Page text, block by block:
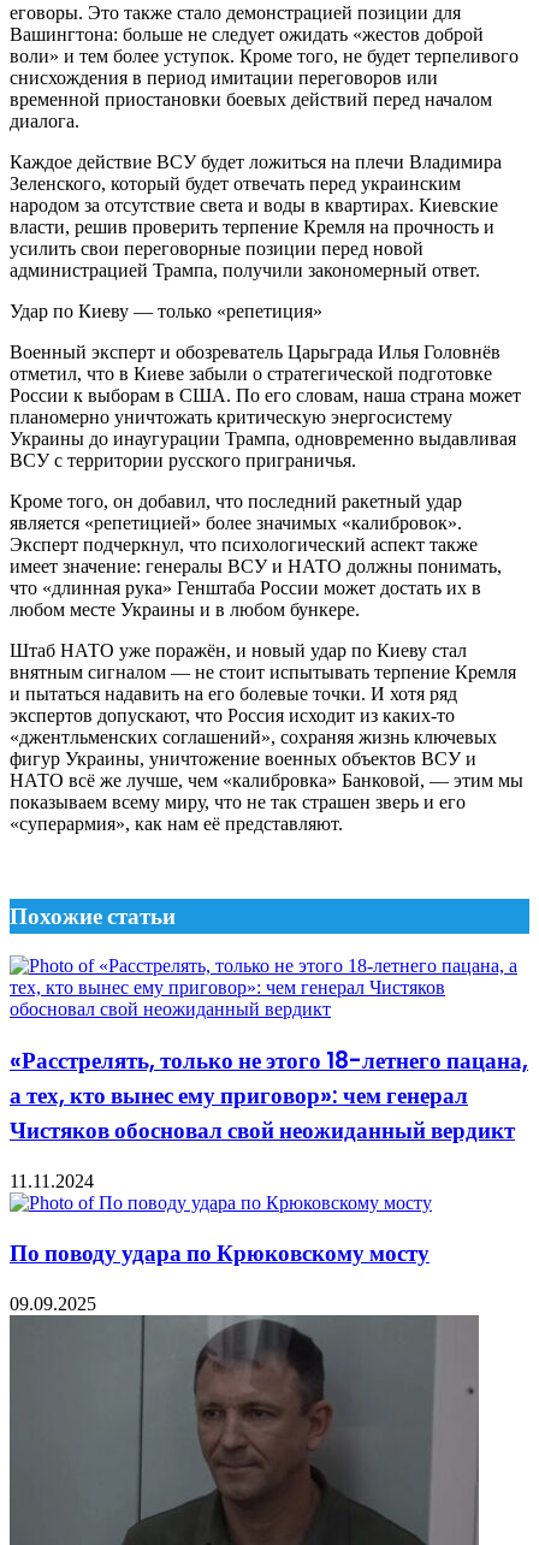
еговоры. Это также стало демонстрацией позиции для
Вашингтона: больше не следует ожидать «жестов доброй
воли» и тем более уступок. Кроме того, не будет терпеливого
снисхождения в период имитации переговоров или
временной приостановки боевых действий перед началом
диалога.
Каждое действие ВСУ будет ложиться на плечи Владимира
Зеленского, который будет отвечать перед украинским
народом за отсутствие света и воды в квартирах. Киевские
власти, решив проверить терпение Кремля на прочность и
усилить свои переговорные позиции перед новой
администрацией Трампа, получили закономерный ответ.
Удар по Киеву — только «репетиция»
Военный эксперт и обозреватель Царьграда Илья Головнёв
отметил, что в Киеве забыли о стратегической подготовке
России к выборам в США. По его словам, наша страна может
планомерно уничтожать критическую энергосистему
Украины до инаугурации Трампа, одновременно выдавливая
ВСУ с территории русского приграничья.
Кроме того, он добавил, что последний ракетный удар
является «репетицией» более значимых «калибровок».
Эксперт подчеркнул, что психологический аспект также
имеет значение: генералы ВСУ и НАТО должны понимать,
что «длинная рука» Генштаба России может достать их в
любом месте Украины и в любом бункере.
Штаб НАТО уже поражён, и новый удар по Киеву стал
внятным сигналом — не стоит испытывать терпение Кремля
и пытаться надавить на его болевые точки. И хотя ряд
экспертов допускают, что Россия исходит из каких-то
«джентльменских соглашений», сохраняя жизнь ключевых
фигур Украины, уничтожение военных объектов ВСУ и
НАТО всё же лучше, чем «калибровка» Банковой, — этим мы
показываем всему миру, что не так страшен зверь и его
«суперармия», как нам её представляют.
Похожие статьи
«Расстрелять, только не этого 18-летнего пацана,
а тех, кто вынес ему приговор»: чем генерал
Чистяков обосновал свой неожиданный вердикт
11.11.2024
По поводу удара по Крюковскому мосту
09.09.2025